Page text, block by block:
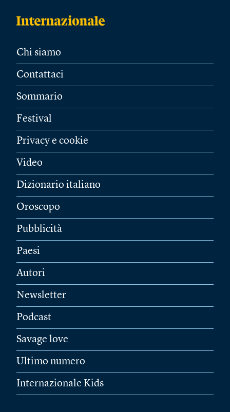
Chi siamo
Contattaci
Sommario
Festival
Privacy e cookie
Video
Dizionario italiano
Oroscopo
Pubblicità
Paesi
Autori
Newsletter
Podcast
Savage love
Ultimo numero
Internazionale Kids